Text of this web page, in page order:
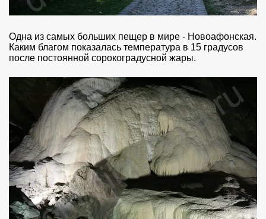
Одна из самых больших пещер в мире - Новоафонская.
Каким благом показалась температура в 15 градусов
после постоянной сорокоградусной жары.